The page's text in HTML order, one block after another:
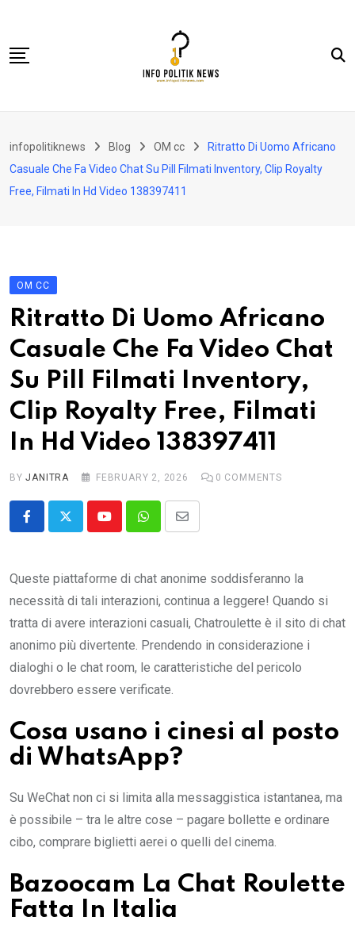
content
Politik & Hukum
infopolitiknews Blog OM cc
Ritratto Di Uomo Africano
Casuale Che Fa Video Chat Su Pill Filmati Inventory, Clip Royalty
Free, Filmati In Hd Video 138397411
OM CC
Ritratto Di Uomo Africano
Casuale Che Fa Video Chat
Su Pill Filmati Inventory,
Clip Royalty Free, Filmati
In Hd Video 138397411
BYJANITRA FEBRUARY 2, 2026 0 COMMENTS
YoutubeWhatsappShare
Email
Queste piattaforme di chat anonime soddisferanno la
necessità di tali interazioni, continua a leggere! Quando si
tratta di avere interazioni casuali, Chatroulette è il sito di chat
anonimo più divertente. Prendendo in considerazione i
dialoghi o le chat room, le caratteristiche del pericolo
dovrebbero essere verificate.
Cosa usano i cinesi al posto
di WhatsApp?
Su WeChat non ci si limita alla messaggistica istantanea, ma
è possibile – tra le altre cose – pagare bollette e ordinare
cibo, comprare biglietti aerei o quelli del cinema.
Bazoocam La Chat Roulette
Fatta In Italia